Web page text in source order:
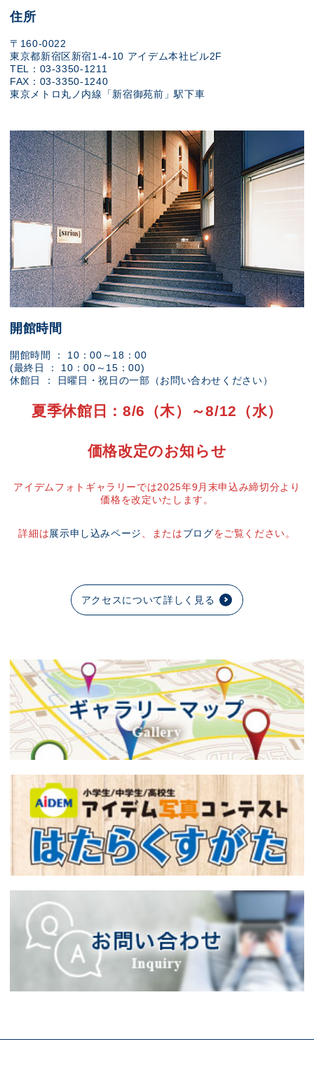
住所
〒160-0022
東京都新宿区新宿1-4-10 アイデム本社ビル2F
TEL：03-3350-1211
FAX：03-3350-1240
東京メトロ丸ノ内線「新宿御苑前」駅下車
開館時間
開館時間 ： 10：00～18：00
(最終日 ： 10：00～15：00)
休館日 ： 日曜日・祝日の一部（お問い合わせください）
夏季休館日：8/6（木）～8/12（水）
価格改定のお知らせ
アイデムフォトギャラリーでは2025年9月末申込み締切分より
価格を改定いたします。
詳細は展示申し込みページ 、またはブログをご覧ください。
アクセスについて詳しく見る